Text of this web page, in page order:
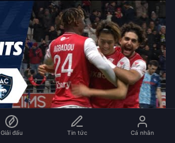
Giải đấu Tin tức Cá nhân